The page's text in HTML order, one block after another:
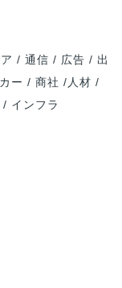
/ 通信 / 広告 / 出
ー / 商社 /人材 /
インフラ